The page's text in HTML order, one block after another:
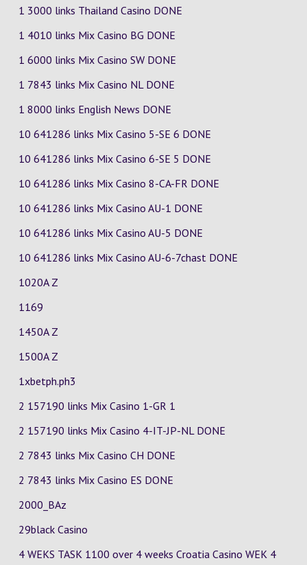
1 3000 links Thailand Casino DONE
1 4010 links Mix Casino BG DONE
1 6000 links Mix Casino SW DONE
1 7843 links Mix Casino NL DONE
1 8000 links English News DONE
10 641286 links Mix Casino 5-SE 6 DONE
10 641286 links Mix Casino 6-SE 5 DONE
10 641286 links Mix Casino 8-CA-FR DONE
10 641286 links Mix Casino AU-1 DONE
10 641286 links Mix Casino AU-5 DONE
10 641286 links Mix Casino AU-6-7chast DONE
1020A Z
1169
1450A Z
1500A Z
1xbetph.ph3
2 157190 links Mix Casino 1-GR 1
2 157190 links Mix Casino 4-IT-JP-NL DONE
2 7843 links Mix Casino CH DONE
2 7843 links Mix Casino ES DONE
2000_BAz
29black Casino
4 WEKS TASK 1100 over 4 weeks Croatia Casino WEK 4